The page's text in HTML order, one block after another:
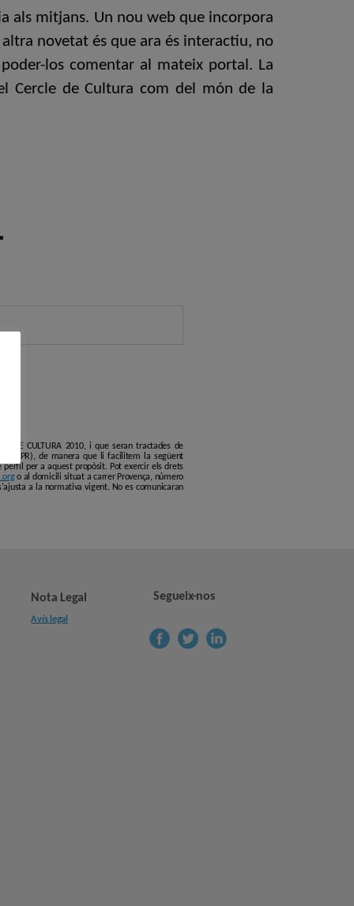
als mitjans. Un nou web que incorpora
novetat és que ara és interactiu, no
los comentar al mateix portal. La
Cercle de Cultura com del món de la
DE CULTURA 2010, i que seran tractades de
(GDPR), de manera que li facilitem la següent
per a aquest propòsit. Pot exercir els drets
o al domicili situat a carrer Provença, número
a la normativa vigent. No es comunicaran
Nota Legal
Avís legal
Segueix-nos